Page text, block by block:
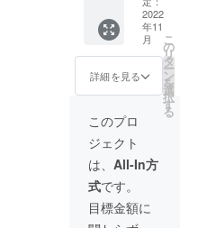
は、
2022年
11月〜
2023年
5月まで
の半年
りま
す。 ※
チケッ
トの利
用でき
る店舗
は本店
とし、
2022
年11
月
詳細を見る
こ
の
リ
タ
ー
ン
を
選
択
す
る
このプロ
ジェクト
は、 All-In方
式です。
目標金額に